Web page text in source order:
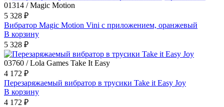
01314 / Magic Motion
5 328 ₽
Вибратор Magic Motion Vini с приложением, оранжевый
В корзину
5 328 ₽
03760 / Lola Games Take It Easy
4 172 ₽
Перезаряжаемый вибратор в трусики Take it Easy Joy
В корзину
4 172 ₽